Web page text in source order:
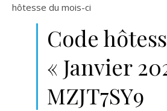
hôtesse du mois-ci
Code
« Janvier
MZJT7SY9